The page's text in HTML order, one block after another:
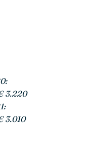
3.220
3.010